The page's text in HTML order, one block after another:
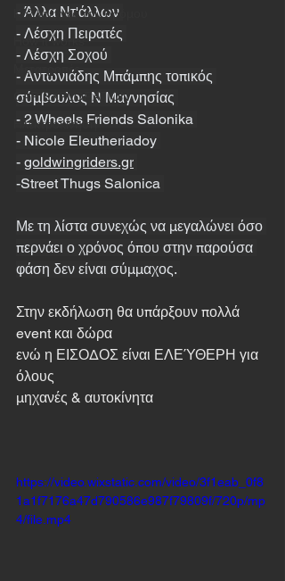
Καλλιτέχνες του δρόμου
How it works
Μετατροπές
CAR EXPLORATION
Ηλεκτροκίνηση
- Άλλα Ντ'άλλων
- Λέσχη Πειρατές
- Λέσχη Σοχού
- Αντωνιάδης Μπάμπης τοπικός
σύμβουλος Ν Μαγνησίας
- 2 Wheels Friends Salonika
- Nicole Eleutheriadoy
- goldwingriders.gr
-Street Thugs Salonica
Με τη λίστα συνεχώς να μεγαλώνει όσο
περνάει ο χρόνος όπου στην παρούσα
φάση δεν είναι σύμμαχος.
Στην εκδήλωση θα υπάρξουν πολλά
event και δώρα
ενώ η ΕΙΣΟΔΟΣ είναι ΕΛΕΎΘΕΡΗ για
όλους
μηχανές & αυτοκίνητα
https://video.wixstatic.com/video/3f1eab_0f8
1a1f7176a47d790586e987f79809f/720p/mp
4/file.mp4